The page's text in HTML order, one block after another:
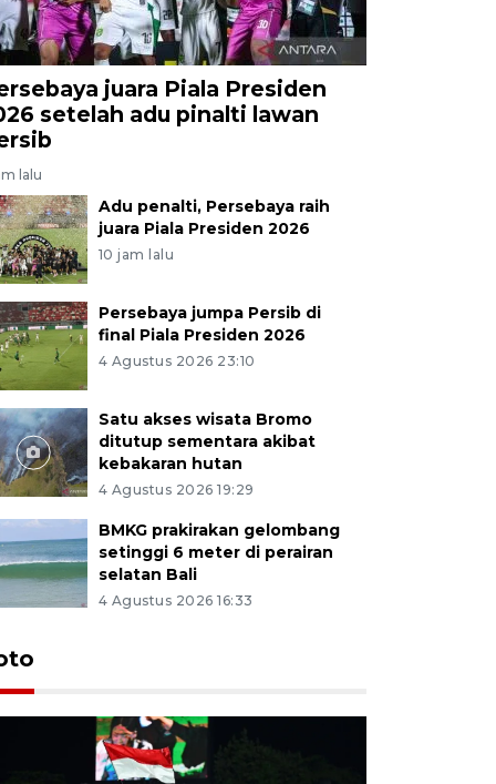
juara Piala Presiden
setelah adu pinalti lawan
lalu
Adu penalti, Persebaya raih
juara Piala Presiden 2026
10 jam lalu
Persebaya jumpa Persib di
final Piala Presiden 2026
4 Agustus 2026 23:10
Satu akses wisata Bromo
ditutup sementara akibat
kebakaran hutan
4 Agustus 2026 19:29
BMKG prakirakan gelombang
setinggi 6 meter di perairan
selatan Bali
4 Agustus 2026 16:33